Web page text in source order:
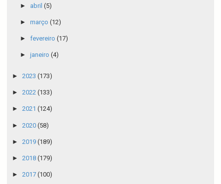
► abril (5)
► março (12)
► fevereiro (17)
► janeiro (4)
► 2023 (173)
► 2022 (133)
► 2021 (124)
► 2020 (58)
► 2019 (189)
► 2018 (179)
► 2017 (100)